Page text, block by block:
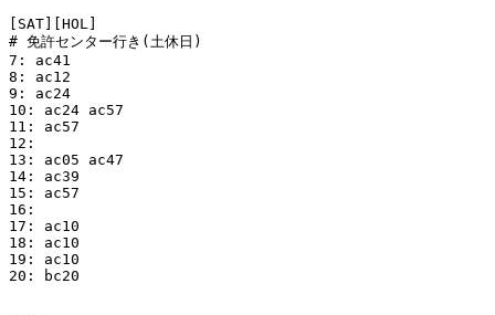
[SAT][HOL]
# 免許センター行き(土休日)
7: ac41
8: ac12
9: ac24
10: ac24 ac57
11: ac57
12:
13: ac05 ac47
14: ac39
15: ac57
16:
17: ac10
18: ac10
19: ac10
20: bc20